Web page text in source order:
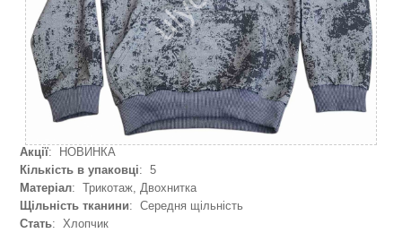
Акції: НОВИНКА
Кількість в упаковці: 5
Матеріал: Трикотаж, Двохнитка
Щільність тканини: Середня щільність
Стать: Хлопчик